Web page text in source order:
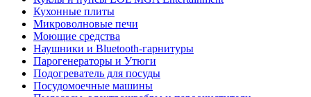
Кухонные плиты
Микроволновые печи
Моющие средства
Наушники и Bluetooth-гарнитуры
Парогенераторы и Утюги
Подогреватель для посуды
Посудомоечные машины